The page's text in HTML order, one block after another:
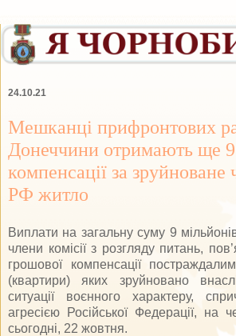
24.10.21
Мешканці прифронтових
Донеччини отримають ще
компенсації за зруйноване
РФ житло
Виплати на загальну суму 9
члени комісії з розгляду питань,
грошової компенсації
(квартири) яких зруйновано
ситуації воєнного характеру,
агресією Російської Федерації, на
сьогодні, 22 жовтня.